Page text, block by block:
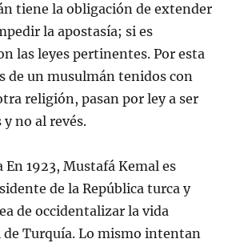
tiene la obligación de extender
la apostasía; si es
las leyes pertinentes. Por esta
de un musulmán tenidos con
religión, pasan por ley a ser
no al revés.
1923, Mustafá Kemal es
de la República turca y
de occidentalizar la vida
Turquía. Lo mismo intentan